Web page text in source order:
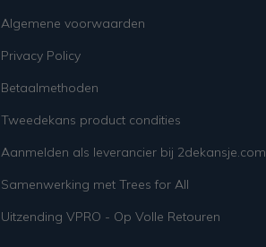
Algemene voorwaarden
Privacy Policy
Betaalmethoden
Tweedekans product condities
Aanmelden als leverancier bij 2dekansje.com
Samenwerking met Trees for All
Uitzending VPRO - Op Volle Retouren